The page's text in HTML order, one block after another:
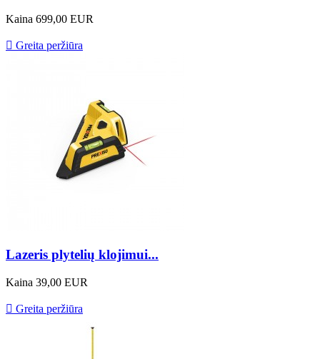
Kaina 699,00 EUR
 Greita peržiūra
Lazeris plytelių klojimui...
Kaina 39,00 EUR
 Greita peržiūra